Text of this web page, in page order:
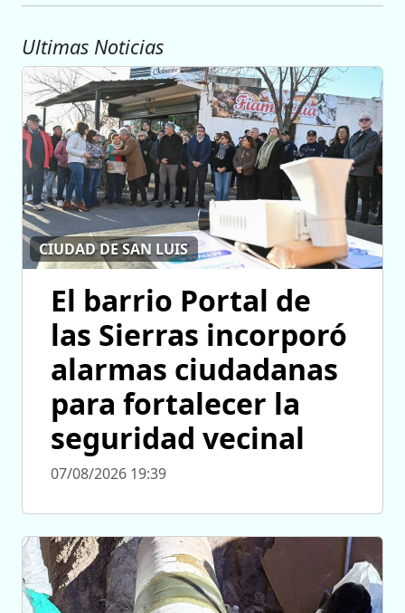
Ultimas Noticias
CIUDAD DE SAN LUIS
El barrio Portal de
las Sierras incorporó
alarmas ciudadanas
para fortalecer la
seguridad vecinal
07/08/2026 19:39